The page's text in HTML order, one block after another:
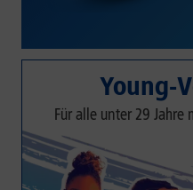
Young-
Für alle unter 29